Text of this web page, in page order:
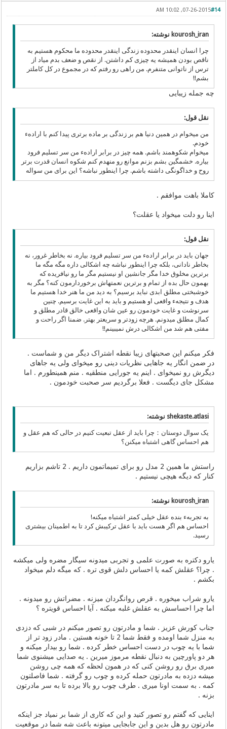
#14
07-26-2015, 10:02 AM
kourosh_iran نوشته:
چرا انسان اینقدر محدوده زندگی اینقدر محدوده ما محکوم هستیم به
ناقص بودن همیشه یه چیزی کم داشتن. از نقص و ضعف بدم میاد از
ترس از ناتوانی متنفرم. من راهی رو رفتم که در مجموع در کل کاملتر
بشم!!
چه جمله زیبایی
نقل قول:
من میخوام در همین دنیا هم بر زندگی بر ماده برتری پیدا کنم با ارادهء
خودم.
میخوام شکوهمند باشم. همه چیز در برابر ارادهء من سر تسلیم فرود
بیاره. خشمگین بشم بزنم موانع رو منهدم کنم شکوه انسان قدرت برتر
روح و خداگونگی داشته باشم. چرا اینطور نباشه؟ این برای من سواله
کاملا باهت موافقم .
اینا رو دلت میخواد یا عقلت؟
نقل قول:
جهان باید در برابر ارادهء من سر تسلیم فرود بیاره. نه بخاطر غرور، نه
بخاطر نادانی، بلکه چرا اینطور نباشه چه اشکالی داره مگه مگه ما
برترین مخلوق خدا مگر جانشین او نیستیم مگر ما رو نیافریده که
بهمون حال بده از تمام و برترین نعمتهاش برخوردارمون کنه؟ مگر به
خوشبختی مطلق ابدی نباید برسیم؟ به دید من ما هنر خدا هستیم ما
هدف و نتیجهء واقعی او هستیم و باید به این غایت برسیم. چنین
سرنوشت و غایت خودمون رو عین شان واقعی خالق قادر مطلق و
کمال مطلق میدونم. هرچه زودتر و سریعتر بهتر. ضمنا اگر راحت و
مفتی هم شد من اشکالی درش نمیبینم!!
فکر میکنم این صحبتهای زیبا نقطه اشتراک دیگر من و شماست .
در ضمن انگار یه جاهایی نظریات دینی رو میخوای ولی یه جاهای
دیگرش رو نمیخوای . اینم یه جورایی منطقیه . منم همینطورم . اما
مشکل جای دیگست . فعلا برگردیم سر صحبت خودمون .
shekaste.atlasi نوشته:
یک سوال دوستان：چرا باید از عقل تبعیت کنیم در حالی که هم عقل و
هم احساس گاهی اشتباه میکنن؟
راستش ما همین 2 مدل رو برای تمیماتمون داریم . 2 تاشم بزاریم
کنار که دیگه هیچی نیستیم .
kourosh_iran نوشته:
به تجربهء بنده عقل خیلی کمتر اشتباه میکنه!
احساس هم اگر هست باید با عقل ترکیبش کرد تا به اطمینان بیشتری
رسید.
یارو دکتره به صورت علمی و تجربی میدونه سیگار مضره ولی میکشه
. چرا؟ عقلش کمه یا احساس دلش قوی تره . که میگه دلم میخواد
بکشم .
یارو شراب میخوره . قرص روانگردان میزنه . مضراتش رو میدونه .
اما چرا احساسش به عقلش غلبه میکنه . آیا احساس قویتره ؟
جناب کورش عزیز . شما و مادرتون رو تصور میکنم در شبی که دزدی
به منزل شما اومده و فقط شما 2 تا خونه هستین . مادر زود تر از
شما با یه چوب در دست احساس خطر کرده . شما رو بیدار میکنه و
هر دو پاورچین به دنبال نقطه مرموز میرین . یه صدایی میشنوی شما
میری برق رو روشن کنی که در همون لحظه که همه چی روشن
میشه دزده به مادرتون حمله کرده و چوب رو گرفته . شما فاصلتون
کمه . به سمت اونا میری . طرف چوب رو بالا برده تا به سر مادرتون
بزنه .
اینایی که گفتم رو تصور کنید و این که کاری از شما بر نمیاد جز اینکه
مادرتون رو هل بدین و این جابجایی میتونه باعث شه شما در موقعیت